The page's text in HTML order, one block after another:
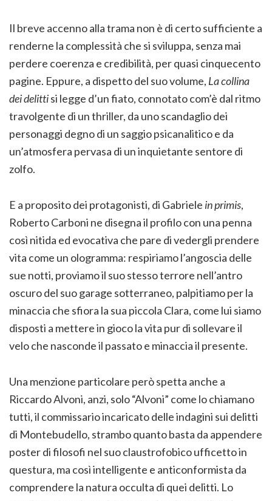
Il breve accenno alla trama non è di certo sufficiente a
renderne la complessità che si sviluppa, senza mai
perdere coerenza e credibilità, per quasi cinquecento
pagine. Eppure, a dispetto del suo volume, La collina
dei delittisi legge d’un fiato, connotato com’è dal ritmo
travolgente di un thriller, da uno scandaglio dei
personaggi degno di un saggio psicanalitico e da
un’atmosfera pervasa di un inquietante sentore di
zolfo.
E a proposito dei protagonisti, di Gabriele in primis,
Roberto Carboni ne disegna il profilo con una penna
così nitida ed evocativa che pare di vedergli prendere
vita come un ologramma: respiriamo l’angoscia delle
sue notti, proviamo il suo stesso terrore nell’antro
oscuro del suo garage sotterraneo, palpitiamo per la
minaccia che sfiora la sua piccola Clara, come lui siamo
disposti a mettere in gioco la vita pur di sollevare il
velo che nasconde il passato e minaccia il presente.
Una menzione particolare però spetta anche a
Riccardo Alvoni, anzi, solo “Alvoni” come lo chiamano
tutti, il commissario incaricato delle indagini sui delitti
di Montebudello, strambo quanto basta da appendere
poster di filosofi nel suo claustrofobico ufficetto in
questura, ma così intelligente e anticonformista da
comprendere la natura occulta di quei delitti. Lo